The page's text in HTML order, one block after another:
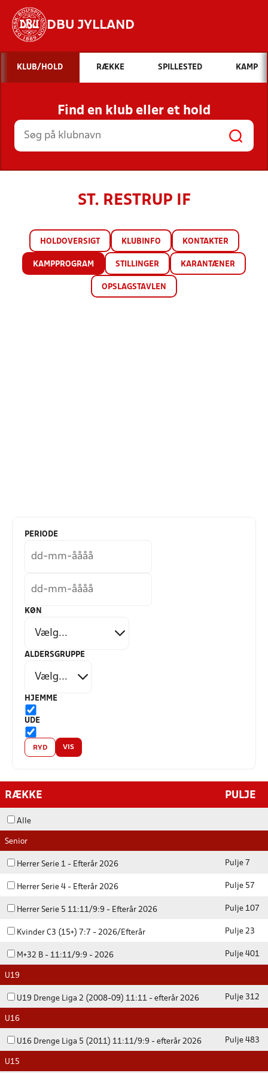
DBU JYLLAND
Hvad vil du søge efter?
INDHOLD OG NYHEDER
STILLINGER, RESULTATER, KLUBBER OG
HOLD
KLUB/HOLD RÆKKE SPILLESTED KAMP
Find en klub eller et hold
ST. RESTRUP IF
HOLDOVERSIGT KLUBINFO KONTAKTER
KAMPPROGRAM STILLINGER KARANTÆNER
OPSLAGSTAVLEN
PERIODE
KØN
ALDERSGRUPPE
HJEMME
UDE
RYD VIS
RÆKKE PULJE
Alle
Senior
Herrer Serie 1 - Efterår 2026 Pulje 7
Herrer Serie 4 - Efterår 2026 Pulje 57
Herrer Serie 5 11:11/9:9 - Efterår 2026 Pulje 107
Kvinder C3 (15+) 7:7 - 2026/Efterår Pulje 23
M+32 B - 11:11/9:9 - 2026 Pulje 401
U19
U19 Drenge Liga 2 (2008-09) 11:11 - efterår 2026 Pulje 312
U16
U16 Drenge Liga 5 (2011) 11:11/9:9 - efterår 2026 Pulje 483
U15